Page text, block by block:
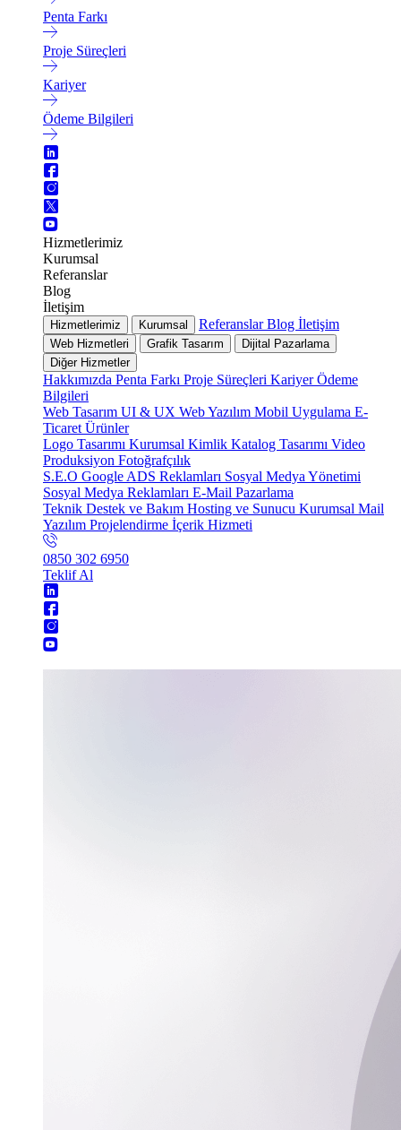
Penta Farkı
Proje Süreçleri
Kariyer
Ödeme Bilgileri
Hizmetlerimiz
Kurumsal
Referanslar
Blog
İletişim
Hizmetlerimiz Kurumsal ReferanslarBlog İletişim
Web Hizmetleri Grafik Tasarım
Dijital Pazarlama
Diğer Hizmetler
Hakkımızda Penta Farkı Proje Süreçleri KariyerÖdeme
Bilgileri
Web Tasarım UI & UX Web Yazılım Mobil Uygulama E-
Ticaret Ürünler
Logo Tasarımı Kurumsal Kimlik Katalog Tasarımı Video
Produksiyon Fotoğrafçılık
S.E.O Google ADS Reklamları Sosyal Medya Yönetimi
Sosyal Medya Reklamları E-Mail Pazarlama
Teknik Destek ve Bakım Hosting ve Sunucu Kurumsal Mail
Yazılım Projelendirme İçerik Hizmeti
0850 302 6950
Teklif Al